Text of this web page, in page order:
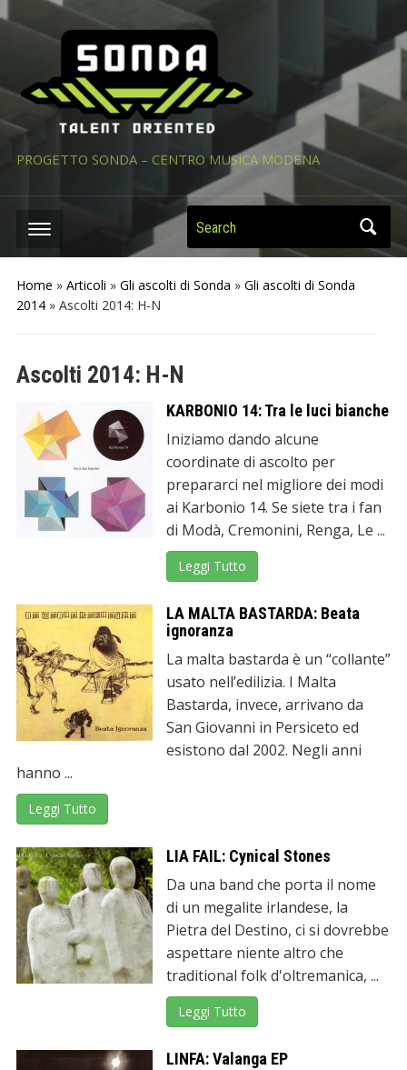
PROGETTO SONDA – CENTRO MUSICA MODENA
Search
Home » Articoli » Gli ascolti di Sonda » Gli ascolti di Sonda
2014» Ascolti 2014: H-N
Ascolti 2014: H-N
KARBONIO 14: Tra le luci bianche
Iniziamo dando alcune
coordinate di ascolto per
prepararci nel migliore dei modi
ai Karbonio 14. Se siete tra i fan
di Modà, Cremonini, Renga, Le ...
Leggi Tutto
LA MALTA BASTARDA: Beata
ignoranza
La malta bastarda è un “collante”
usato nell’edilizia. I Malta
Bastarda, invece, arrivano da
San Giovanni in Persiceto ed
esistono dal 2002. Negli anni
hanno ...
Leggi Tutto
LIA FAIL: Cynical Stones
Da una band che porta il nome
di un megalite irlandese, la
Pietra del Destino, ci si dovrebbe
aspettare niente altro che
traditional folk d'oltremanica, ...
Leggi Tutto
LINFA: Valanga EP